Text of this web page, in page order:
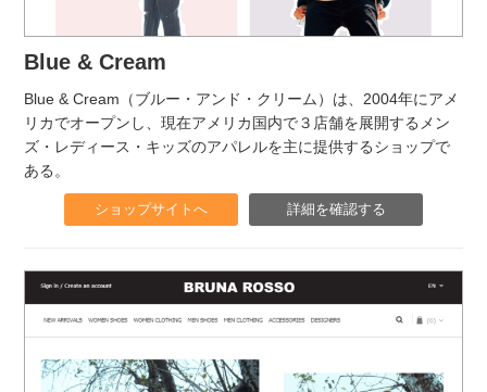
Blue & Cream
Blue & Cream（ブルー・アンド・クリーム）は、2004年にアメ
リカでオープンし、現在アメリカ国内で３店舗を展開するメン
ズ・レディース・キッズのアパレルを主に提供するショップで
ある。
ショップサイトへ 詳細を確認する